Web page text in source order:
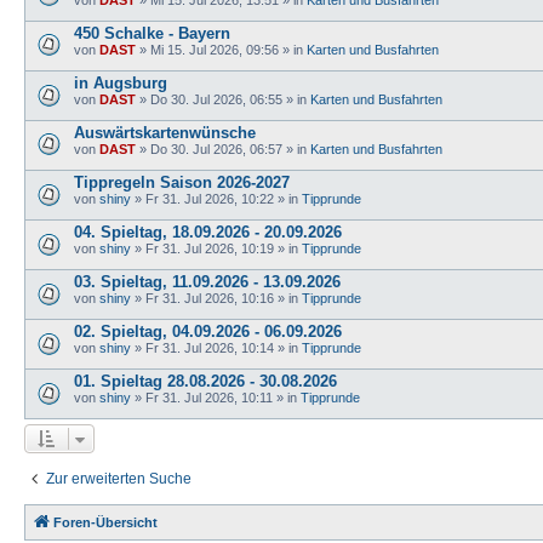
450 Schalke - Bayern
von DAST » Mi 15. Jul 2026, 09:56 » in Karten und Busfahrten
in Augsburg
von DAST » Do 30. Jul 2026, 06:55 » in Karten und Busfahrten
Auswärtskartenwünsche
von DAST » Do 30. Jul 2026, 06:57 » in Karten und Busfahrten
Tippregeln Saison 2026-2027
von shiny » Fr 31. Jul 2026, 10:22 » in Tipprunde
04. Spieltag, 18.09.2026 - 20.09.2026
von shiny » Fr 31. Jul 2026, 10:19 » in Tipprunde
03. Spieltag, 11.09.2026 - 13.09.2026
von shiny » Fr 31. Jul 2026, 10:16 » in Tipprunde
02. Spieltag, 04.09.2026 - 06.09.2026
von shiny » Fr 31. Jul 2026, 10:14 » in Tipprunde
01. Spieltag 28.08.2026 - 30.08.2026
von shiny » Fr 31. Jul 2026, 10:11 » in Tipprunde
Zur erweiterten Suche
Foren-Übersicht